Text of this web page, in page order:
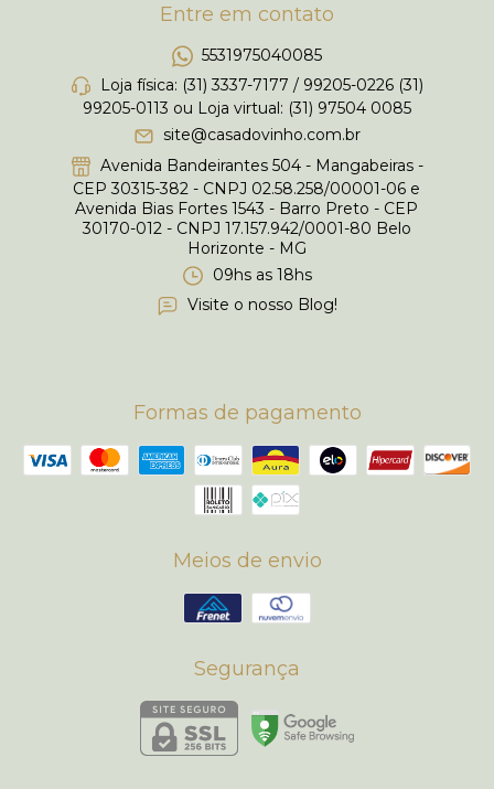
Entre em contato
5531975040085
Loja física: (31) 3337-7177 / 99205-0226 (31)
99205-0113 ou Loja virtual: (31) 97504 0085
site@casadovinho.com.br
Avenida Bandeirantes 504 - Mangabeiras -
CEP 30315-382 - CNPJ 02.58.258/00001-06 e
Avenida Bias Fortes 1543 - Barro Preto - CEP
30170-012 - CNPJ 17.157.942/0001-80 Belo
Horizonte - MG
09hs as 18hs
Visite o nosso Blog!
Formas de pagamento
Meios de envio
Segurança